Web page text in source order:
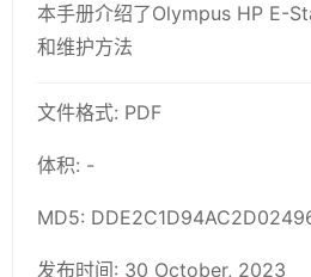
本手册介绍了Olympus HP E-
和维护方法
文件格式: PDF
体积: -
MD5:
发布时间: 30 October, 2023